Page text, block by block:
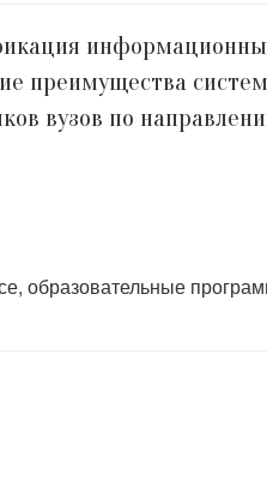
преимущества
вузов по
образовательные